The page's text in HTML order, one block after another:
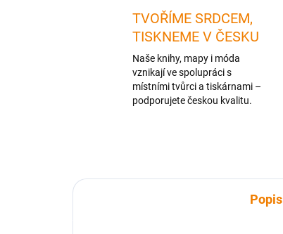
TVOŘÍME SRDCEM,
TISKNEME V ČESKU
Naše knihy, mapy i móda
vznikají ve spolupráci s
místními tvůrci a tiskárnami –
podporujete českou kvalitu.
Popis